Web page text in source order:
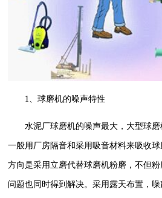
1、球磨机的噪声特性
水泥厂球磨机的噪声最大，大型球磨
一般用厂房隔音和采用吸音材料来吸收
方向是采用立磨代替球磨机粉磨，不但
问题也同时得到解决。采用露天布置，